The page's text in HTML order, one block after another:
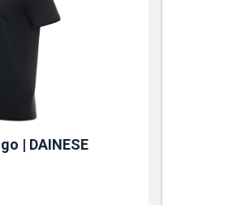
| DAINESE